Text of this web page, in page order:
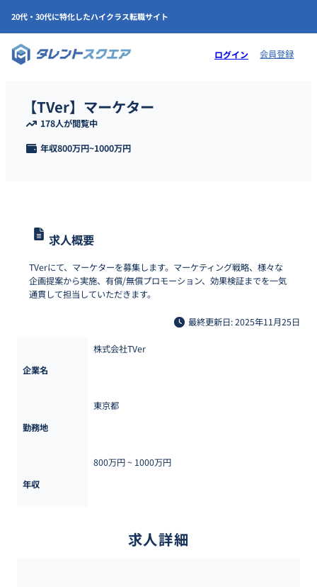
20代・30代に特化したハイクラス転職サイト
ログイン 会員登録
【TVer】マーケター
178人が閲覧中
年収800万円~1000万円
求人概要
TVerにて、マーケターを募集します。マーケティング戦略、様々な
企画提案から実施、有償/無償プロモーション、効果検証までを一気
通貫して担当していただきます。
最終更新日: 2025年11月25日
企業名
株式会社TVer
勤務地
東京都
年収
800万円 ~ 1000万円
求人詳細